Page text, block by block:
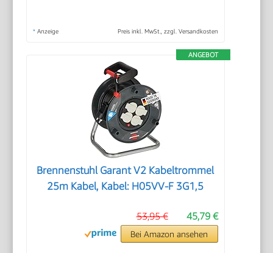
* Anzeige Preis inkl. MwSt., zzgl. Versandkosten
ANGEBOT
Brennenstuhl Garant V2 Kabeltrommel
25m Kabel, Kabel: H05VV-F 3G1,5
45,79 €
53,95 €
Bei Amazon ansehen